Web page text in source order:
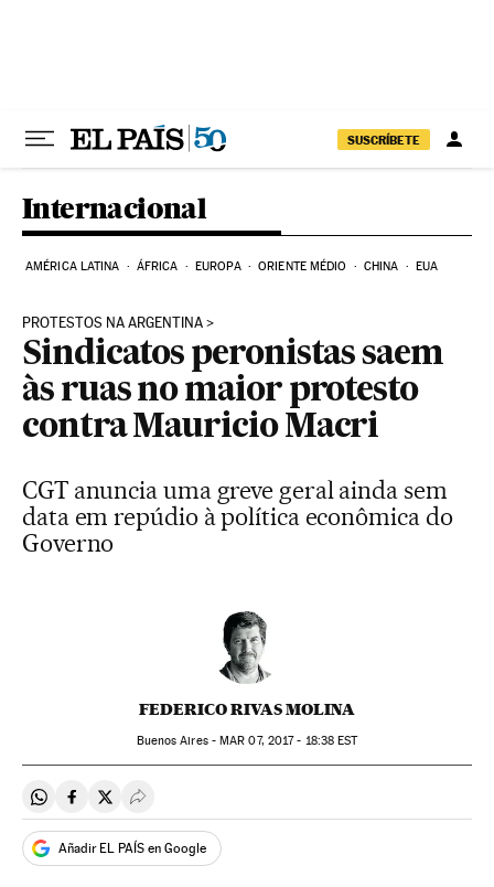
SUSCRÍBETE
Internacional
AMÉRICA LATINA ÁFRICA EUROPA ORIENTE MÉDIO CHINA EUA
PROTESTOS NA ARGENTINA
Sindicatos peronistas saem
às ruas no maior protesto
contra Mauricio Macri
CGT anuncia uma greve geral ainda sem
data em repúdio à política econômica do
Governo
FEDERICO RIVAS MOLINA
Buenos Aires -MAR 07, 2017 - 18:38 EST
Compartir en Whatsapp
Compartir en Facebook
Compartir en Twitter
Desplegar Redes Sociales
Añadir EL PAÍS en Google